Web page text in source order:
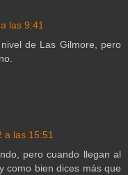
las 9:41
de Las Gilmore, pero
a las 15:51
pero cuando llegan al
como bien dices más que